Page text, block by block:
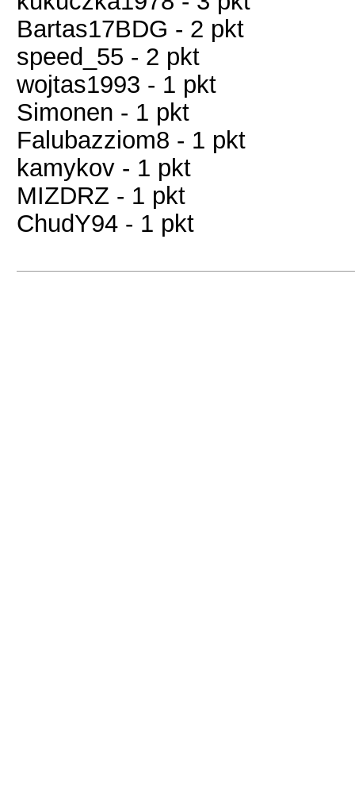
Bartas17BDG - 2 pkt
speed_55 - 2 pkt
wojtas1993 - 1 pkt
Simonen - 1 pkt
Falubazziom8 - 1 pkt
kamykov - 1 pkt
MIZDRZ - 1 pkt
ChudY94 - 1 pkt